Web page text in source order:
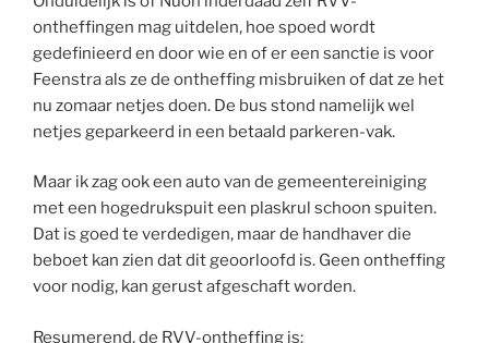
ontheffingen mag uitdelen, hoe spoed wordt
gedefinieerd en door wie en of er een sanctie is voor
Feenstra als ze de ontheffing misbruiken of dat ze het
nu zomaar netjes doen. De bus stond namelijk wel
netjes geparkeerd in een betaald parkeren-vak.
Maar ik zag ook een auto van de gemeentereiniging
met een hogedrukspuit een plaskrul schoon spuiten.
Dat is goed te verdedigen, maar de handhaver die
beboet kan zien dat dit geoorloofd is. Geen ontheffing
voor nodig, kan gerust afgeschaft worden.
Resumerend, de RVV-ontheffing is: